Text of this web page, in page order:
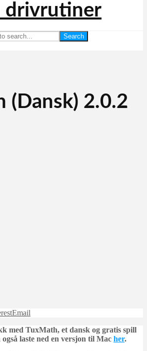
Search
(Dansk) 2.0.2
Email
med TuxMath, et dansk og gratis spill
laste ned en versjon til Mac her.